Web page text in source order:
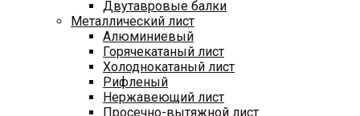
Двутавровые балки
Металлический лист
Алюминиевый
Горячекатаный лист
Холоднокатаный лист
Рифленый
Нержавеющий лист
Просечно-вытяжной лист